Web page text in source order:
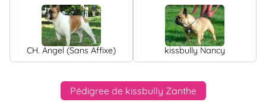
CH. Angel (Sans Affixe) kissbully Nancy
Pédigree de kissbully Zanthe